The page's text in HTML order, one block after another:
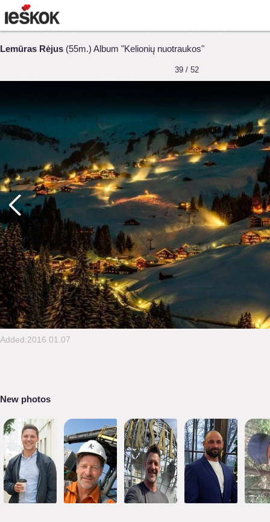
Lemūras Rėjus (55m.) Album "Kelionių nuotraukos"
39 / 52
Added:2016.01.07
New photos